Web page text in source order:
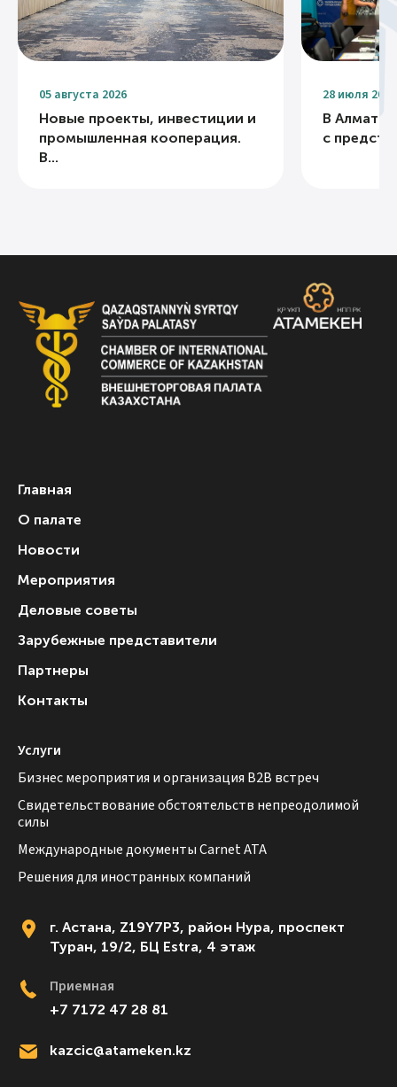
05 августа 2026
Новые проекты, инвестиции и
промышленная кооперация.
В...
28 июля 2026
В Алматы
с
Главная
О палате
Новости
Мероприятия
Деловые советы
Зарубежные представители
Партнеры
Контакты
Услуги
Бизнес мероприятия и организация B2B встреч
Свидетельствование обстоятельств непреодолимой
силы
Международные документы Carnet ATA
Решения для иностранных компаний
г. Астана, Z19Y7P3, район Нура, проспект
Туран, 19/2, БЦ Estra, 4 этаж
Приемная
+7 7172 47 28 81
kazcic@atameken.kz